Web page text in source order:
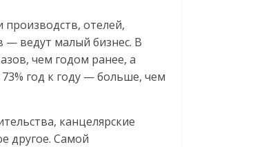
отелей,
— ведут малый бизнес. В
чем годом ранее, а
год к году — больше, чем
канцелярские
другое. Самой